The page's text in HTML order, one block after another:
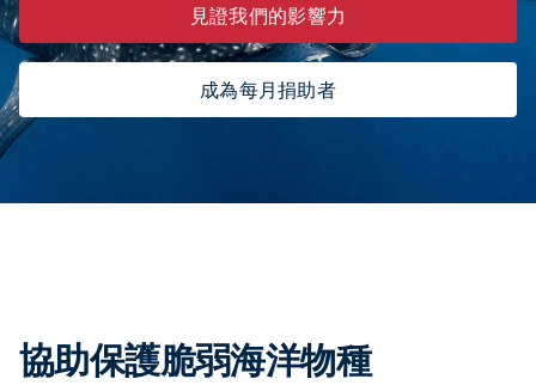
見證我們的影響力
成為每月捐助者
協助保護脆弱海洋物種